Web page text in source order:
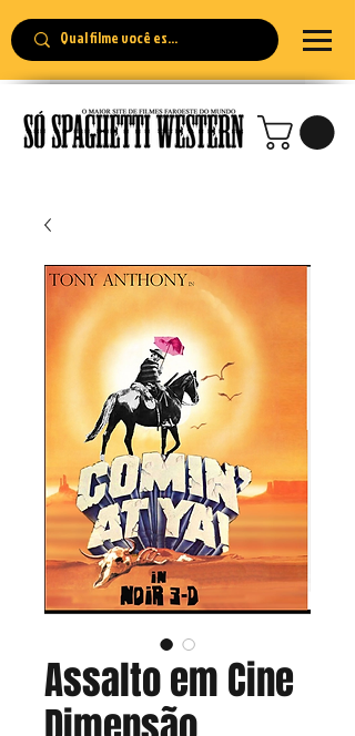
Assalto em Cine